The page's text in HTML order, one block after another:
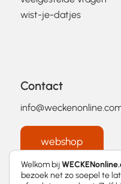
wist-je-datjes
Contact
webshop
Welkom bij
bezoek net zo soepel te